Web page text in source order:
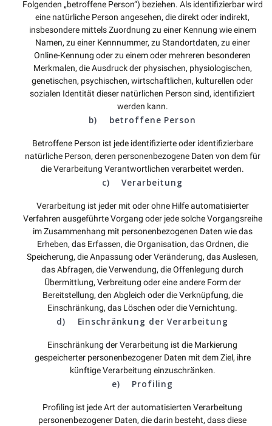
Folgenden „betroffene Person“) beziehen. Als identifizierbar wird
eine natürliche Person angesehen, die direkt oder indirekt,
insbesondere mittels Zuordnung zu einer Kennung wie einem
Namen, zu einer Kennnummer, zu Standortdaten, zu einer
Online-Kennung oder zu einem oder mehreren besonderen
Merkmalen, die Ausdruck der physischen, physiologischen,
genetischen, psychischen, wirtschaftlichen, kulturellen oder
sozialen Identität dieser natürlichen Person sind, identifiziert
werden kann.
b) betroffene Person
Betroffene Person ist jede identifizierte oder identifizierbare
natürliche Person, deren personenbezogene Daten von dem für
die Verarbeitung Verantwortlichen verarbeitet werden.
c) Verarbeitung
Verarbeitung ist jeder mit oder ohne Hilfe automatisierter
Verfahren ausgeführte Vorgang oder jede solche Vorgangsreihe
im Zusammenhang mit personenbezogenen Daten wie das
Erheben, das Erfassen, die Organisation, das Ordnen, die
Speicherung, die Anpassung oder Veränderung, das Auslesen,
das Abfragen, die Verwendung, die Offenlegung durch
Übermittlung, Verbreitung oder eine andere Form der
Bereitstellung, den Abgleich oder die Verknüpfung, die
Einschränkung, das Löschen oder die Vernichtung.
d) Einschränkung der Verarbeitung
Einschränkung der Verarbeitung ist die Markierung
gespeicherter personenbezogener Daten mit dem Ziel, ihre
künftige Verarbeitung einzuschränken.
e) Profiling
Profiling ist jede Art der automatisierten Verarbeitung
personenbezogener Daten, die darin besteht, dass diese